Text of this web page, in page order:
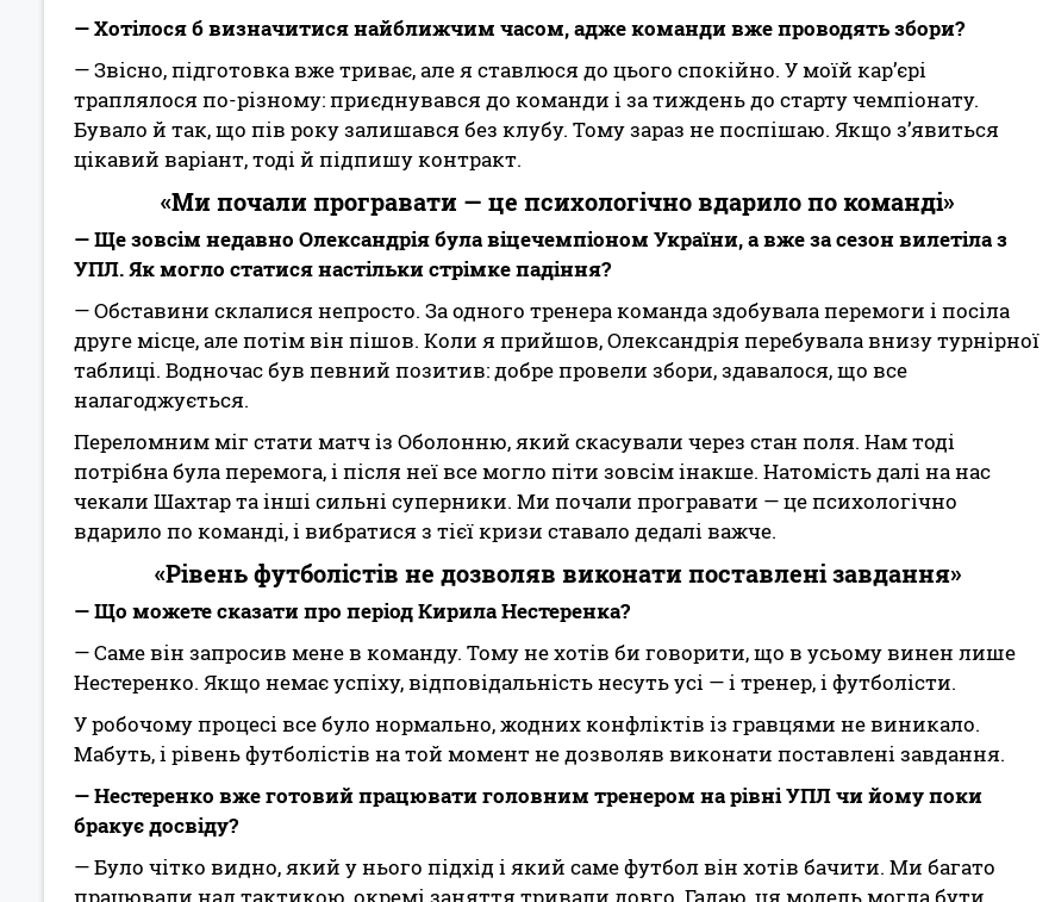
— Хотілося б визначитися найближчим часом, адже команди вже проводять збори?
— Звісно, підготовка вже триває, але я ставлюся до цього спокійно. У моїй кар’єрі
траплялося по-різному: приєднувався до команди і за тиждень до старту чемпіонату.
Бувало й так, що пів року залишався без клубу. Тому зараз не поспішаю. Якщо з’явиться
цікавий варіант, тоді й підпишу контракт.
«Ми почали програвати — це психологічно вдарило по команді»
— Ще зовсім недавно Олександрія була віцечемпіоном України, а вже за сезон вилетіла з
УПЛ. Як могло статися настільки стрімке падіння?
— Обставини склалися непросто. За одного тренера команда здобувала перемоги і посіла
друге місце, але потім він пішов. Коли я прийшов, Олександрія перебувала внизу турнірної
таблиці. Водночас був певний позитив: добре провели збори, здавалося, що все
налагоджується.
Переломним міг стати матч із Оболонню, який скасували через стан поля. Нам тоді
потрібна була перемога, і після неї все могло піти зовсім інакше. Натомість далі на нас
чекали Шахтар та інші сильні суперники. Ми почали програвати — це психологічно
вдарило по команді, і вибратися з тієї кризи ставало дедалі важче.
«Рівень футболістів не дозволяв виконати поставлені завдання»
— Що можете сказати про період Кирила Нестеренка?
— Саме він запросив мене в команду. Тому не хотів би говорити, що в усьому винен лише
Нестеренко. Якщо немає успіху, відповідальність несуть усі — і тренер, і футболісти.
У робочому процесі все було нормально, жодних конфліктів із гравцями не виникало.
Мабуть, і рівень футболістів на той момент не дозволяв виконати поставлені завдання.
— Нестеренко вже готовий працювати головним тренером на рівні УПЛ чи йому поки
бракує досвіду?
— Було чітко видно, який у нього підхід і який саме футбол він хотів бачити. Ми багато
працювали над тактикою, окремі заняття тривали довго. Гадаю, ця модель могла бути